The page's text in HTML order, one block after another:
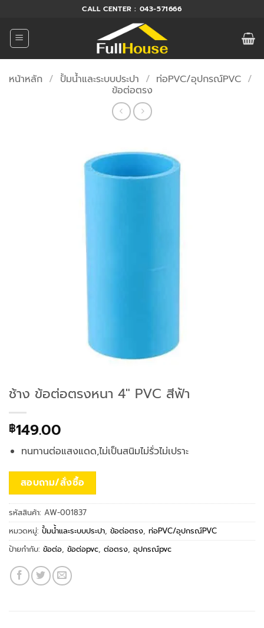
ยัง
เนื้อหา
CALL CENTER : 043-571666
หน้าหลัก / ปั้มน้ำและระบบประปา / ท่อPVC/อุปกรณ์PVC /
ข้อต่อตรง
ช้าง ข้อต่อตรงหนา 4″ PVC สีฟ้า
฿149.00
ทนทานต่อแสงแดด,ไม่เป็นสนิมไม่รั่วไม่เปราะ
สอบถาม/สั่งซื้อ
รหัสสินค้า: AW-001837
หมวดหมู่: ปั้มน้ำและระบบประปา, ข้อต่อตรง, ท่อPVC/อุปกรณ์PVC
ป้ายกำกับ: ข้อต่อ, ข้อต่อpvc, ต่อตรง, อุปกรณ์pvc